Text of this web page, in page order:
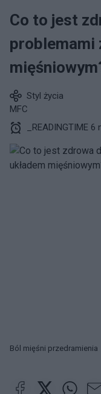
Co to jest
problemami
Styl życia
MFC
_READINGTIME 6
Ból mięśni przedramienia